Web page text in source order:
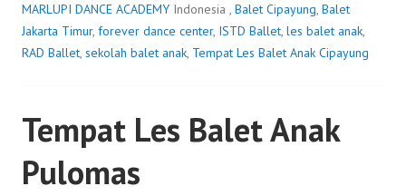
MARLUPI DANCE ACADEMY Indonesia , Balet Cipayung, Balet
Jakarta Timur, forever dance center, ISTD Ballet, les balet anak,
RAD Ballet, sekolah balet anak, Tempat Les Balet Anak Cipayung
Tempat Les Balet Anak
Pulomas